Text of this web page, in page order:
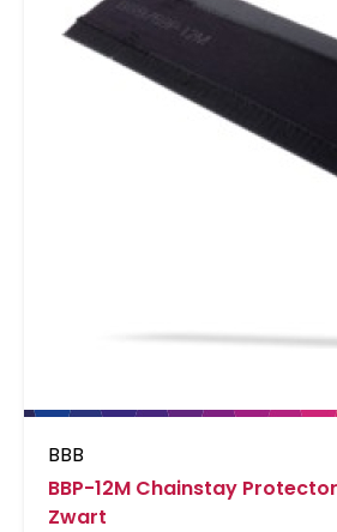
BBB
BBP-12M Chainstay
Zwart